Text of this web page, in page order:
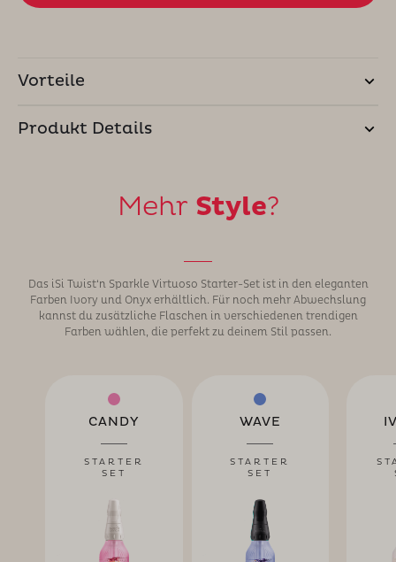
Vorteile
Produkt Details
Mehr Style?
Das iSi Twist‘n Sparkle Virtuoso Starter-Set ist in den eleganten
Farben Ivory und Onyx erhältlich. Für noch mehr Abwechslung
kannst du zusätzliche Flaschen in verschiedenen trendigen
Farben wählen, die perfekt zu deinem Stil passen.
CANDY
STARTER
SET
WAVE
STARTER
SET